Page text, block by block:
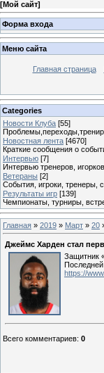
[Мой сайт]
Форма входа
Меню сайта
Главная страница
Categories
Новости Клуба [55]
Новостная лента [4670]
Краткие сообщения о
Интервью [7]
Интервью тренеров,
Ветераны [2]
События, игроки, тренеры,
Результаты игр [139]
Чемпионаты, турниры,
Главная » 2019 » Март » 20
Джеймс Харден стал
Защитник
https://
Всего комментариев: 0